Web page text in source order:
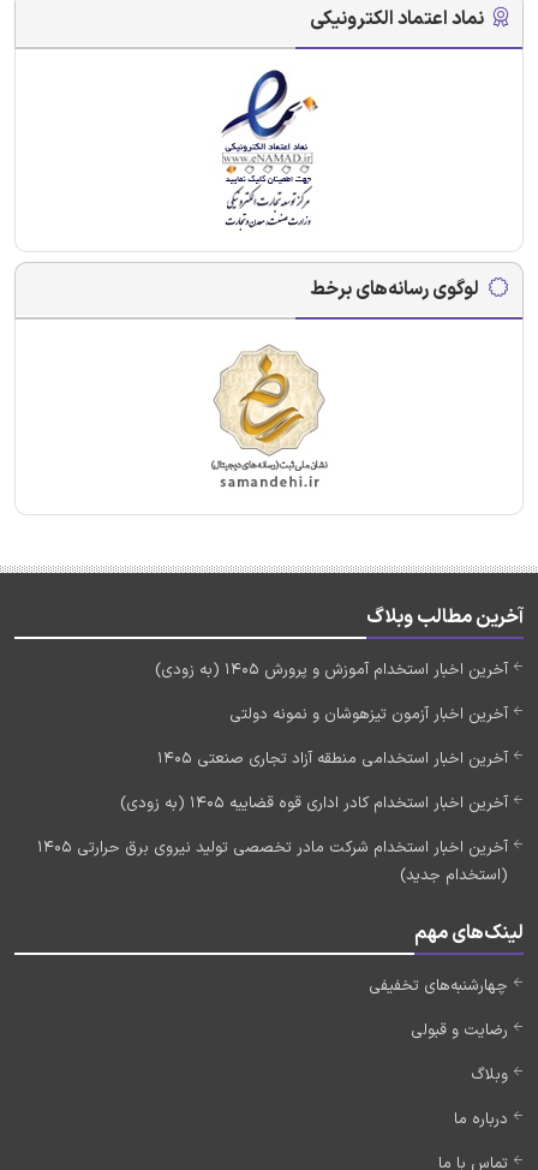
نماد اعتماد الکترونیکی
لوگوی رسانه‌های برخط
آخرین مطالب وبلاگ
آخرین اخبار استخدام آموزش و پرورش 1405 (به زودی)
آخرین اخبار آزمون تیزهوشان و نمونه دولتی
آخرین اخبار استخدامی منطقه آزاد تجاری صنعتی 1405
آخرین اخبار استخدام کادر اداری قوه قضاییه 1405 (به زودی)
آخرین اخبار استخدام شرکت مادر تخصصی تولید نیروی برق حرارتی 1405
(استخدام جدید)
لینک‌های مهم
چهارشنبه‌های تخفیفی
رضایت و قبولی
وبلاگ
درباره ما
تماس با ما